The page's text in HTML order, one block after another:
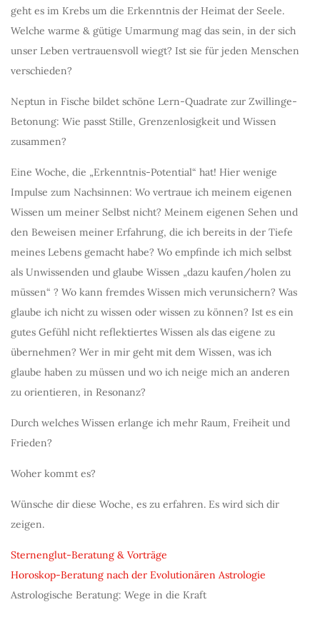
geht es im Krebs um die Erkenntnis der Heimat der Seele.
Welche warme & gütige Umarmung mag das sein, in der sich
unser Leben vertrauensvoll wiegt? Ist sie für jeden Menschen
verschieden?
Neptun in Fische bildet schöne Lern-Quadrate zur Zwillinge-
Betonung: Wie passt Stille, Grenzenlosigkeit und Wissen
zusammen?
Eine Woche, die „Erkenntnis-Potential“ hat! Hier wenige
Impulse zum Nachsinnen: Wo vertraue ich meinem eigenen
Wissen um meiner Selbst nicht? Meinem eigenen Sehen und
den Beweisen meiner Erfahrung, die ich bereits in der Tiefe
meines Lebens gemacht habe? Wo empfinde ich mich selbst
als Unwissenden und glaube Wissen „dazu kaufen/holen zu
müssen“ ? Wo kann fremdes Wissen mich verunsichern? Was
glaube ich nicht zu wissen oder wissen zu können? Ist es ein
gutes Gefühl nicht reflektiertes Wissen als das eigene zu
übernehmen? Wer in mir geht mit dem Wissen, was ich
glaube haben zu müssen und wo ich neige mich an anderen
zu orientieren, in Resonanz?
Durch welches Wissen erlange ich mehr Raum, Freiheit und
Frieden?
Woher kommt es?
Wünsche dir diese Woche, es zu erfahren. Es wird sich dir
zeigen.
Sternenglut-Beratung & Vorträge
Horoskop-Beratung nach der Evolutionären Astrologie
Astrologische Beratung: Wege in die Kraft